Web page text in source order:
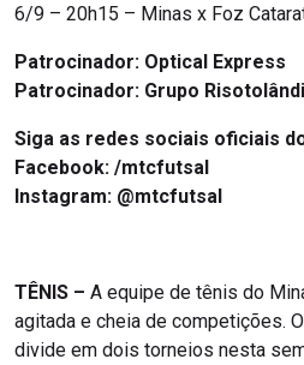
6/9 – 20h15 – Minas x Foz
Patrocinador: Optical Express
Patrocinador: Grupo
Siga as redes sociais oficiais
Facebook: /mtcfutsal
Instagram: @mtcfutsal
TÊNIS – A equipe de tênis do
agitada e cheia de competições.
divide em dois torneios nesta